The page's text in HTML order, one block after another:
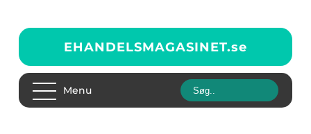
EHANDELSMAGASINET.se
Menu